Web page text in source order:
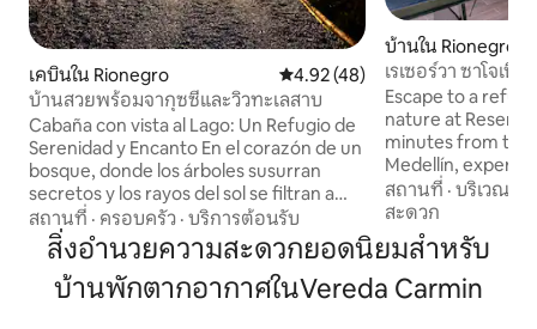
เคบินใน Rionegro คะแนนเฉลี่ย 4.92 จาก 5, 48 รีวิว
4.92 (48)
บ้านสวยพร้อมจากุซซี่และวิวทะเลสาบ
Cabaña con vista al Lago: Un Refugio de
Serenidad y Encanto En el corazón de un
bosque, donde los árboles susurran
secretos y los rayos del sol se filtran a
través de las hojas, se encuentra nuestra
cabaña junto al lago. Un rincón de
tranquilidad para aquellos que anhelan
escapar del bullicio de la vida cotidiana.
Despiértate con el canto de los pájaros y
สถานที่ · ครอบครัว · บริการต้อนรับ
บ้านใน Rionegro
เรเซอร์วา ซาโจเ
หย่อนใจสุดหรูสำห
Escape to a
nature at Reserva
minutes from the
Medellín,
surrounded by
tranquility. Our
exclusive
spectacular
amenities. Enjoy
areas,
สถานที่ ·บริเวณใก
สะดวก
สิ่งอำนวยความสะดวกยอดนิยมสำหรับ
บ้านพักตากอากาศในVereda Carmin